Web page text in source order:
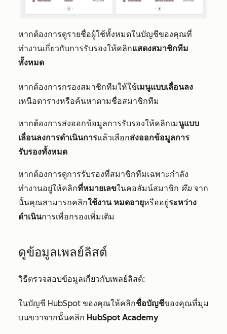
หากต้องการดูรายชื่อผู้ใช้ทั้งหมดในบัญชีของคุณที่
ทำงานเกี่ยวกับการรับรองให้คลิกแสดงสมาชิกทีม
ทั้งหมด
หากต้องการกรองสมาชิกทีมให้ใช้เมนูแบบเลื่อนลง
เหนือตารางหรือค้นหาตามชื่อสมาชิกทีม
หากต้องการส่งออกข้อมูลการรับรองให้คลิกเมนูแบบ
เลื่อนลงการดำเนินการแล้วเลือกส่งออกข้อมูลการ
รับรองทั้งหมด
หากต้องการดูการรับรองที่สมาชิกทีมเฉพาะกำลัง
ทำงานอยู่ให้คลิกที่หมายเลขในคอลัมน์สมาชิก ทีมจาก
นั้นคุณสามารถคลิกใช้งาน หมดอายุหรืออยู่ระหว่าง
ดำเนินการเพื่อกรองเพิ่มเติม
ดูข้อมูลเพลย์ลิสต์
วิธีตรวจสอบข้อมูลเกี่ยวกับเพลย์ลิสต์:
ในบัญชี HubSpot ของคุณให้คลิกชื่อบัญชีของคุณที่มุม
บนขวาจากนั้นคลิก HubSpot Academy